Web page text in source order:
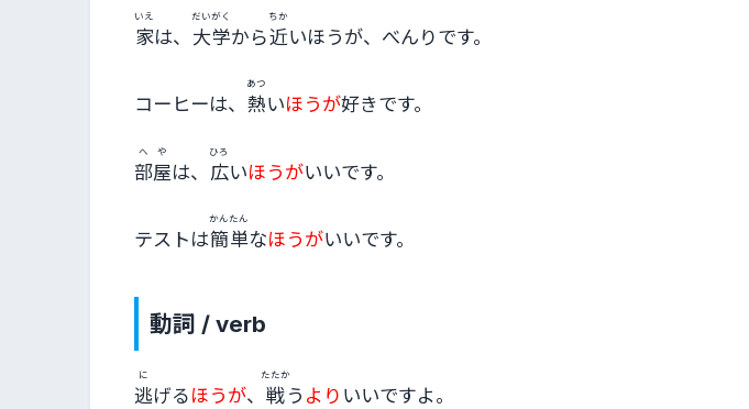
家
いえ
は、 大学
だいがく
から近
ちか
いほうが、べんりです。
コーヒーは、 熱
あつ
いほうが好きです。
部屋
へや
は、 広
ひろ
いほうがいいです。
テストは簡単
かんたん
なほうがいいです。
動詞 / verb
逃
に
げるほうが、 戦
たたか
う より いいですよ。